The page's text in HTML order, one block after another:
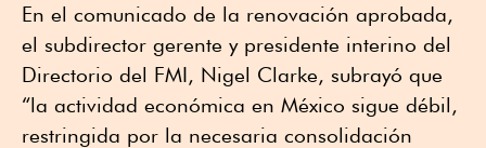
En el comunicado de la renovación aprobada,
el subdirector gerente y presidente interino del
Directorio del FMI, Nigel Clarke, subrayó que
“la actividad económica en México sigue débil,
restringida por la necesaria consolidación